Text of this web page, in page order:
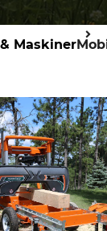
& Maskiner